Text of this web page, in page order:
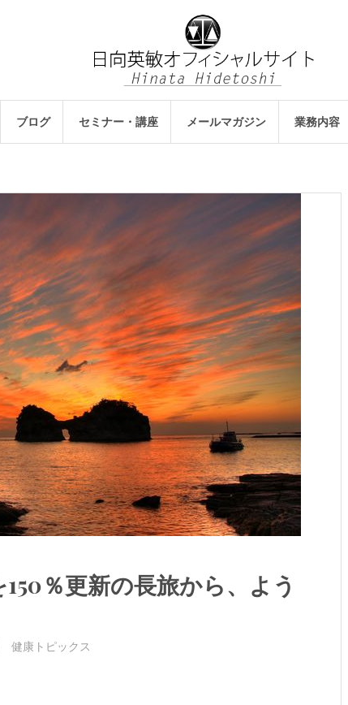
ブログ セミナー・講座 メールマガジン 業務内容
150％更新の長旅から、よう
健康トピックス